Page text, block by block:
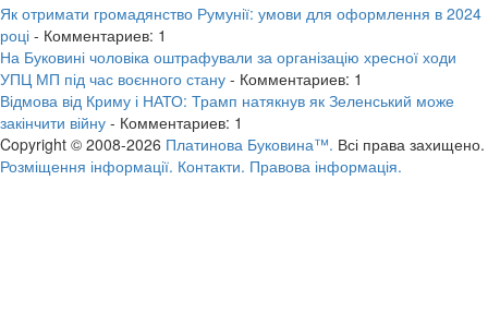
Як отримати громадянство Румунії: умови для оформлення в 2024
році - Комментариев: 1
На Буковині чоловіка оштрафували за організацію хресної ходи
УПЦ МП під час воєнного стану - Комментариев: 1
Відмова від Криму і НАТО: Трамп натякнув як Зеленський може
закінчити війну - Комментариев: 1
Copyright © 2008-2026 Платинова Буковина™. Всі права захищено.
Розміщення інформації. Контакти. Правова інформація.